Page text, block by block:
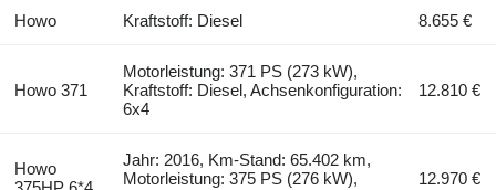
Howo Kraftstoff: Diesel 8.655 €
Howo 371
Motorleistung: 371 PS (273 kW),
Kraftstoff: Diesel, Achsenkonfiguration:
6x4
12.810 €
Howo
Jahr: 2016, Km-Stand: 65.402 km,
Motorleistung: 375 PS (276 kW),
12.970 €